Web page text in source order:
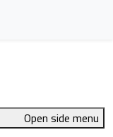
Open side menu